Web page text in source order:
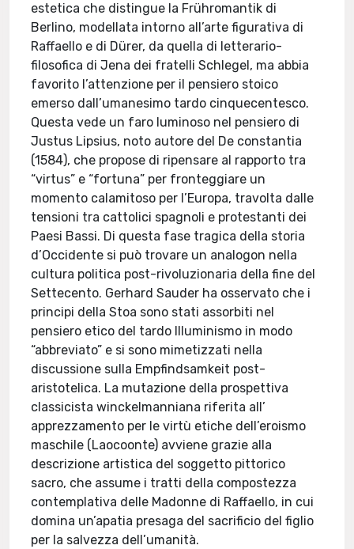
estetica che distingue la Frühromantik di
Berlino, modellata intorno all’arte figurativa di
Raffaello e di Dürer, da quella di letterario-
filosofica di Jena dei fratelli Schlegel, ma abbia
favorito l’attenzione per il pensiero stoico
emerso dall’umanesimo tardo cinquecentesco.
Questa vede un faro luminoso nel pensiero di
Justus Lipsius, noto autore del De constantia
(1584), che propose di ripensare al rapporto tra
“virtus” e “fortuna” per fronteggiare un
momento calamitoso per l’Europa, travolta dalle
tensioni tra cattolici spagnoli e protestanti dei
Paesi Bassi. Di questa fase tragica della storia
d’Occidente si può trovare un analogon nella
cultura politica post-rivoluzionaria della fine del
Settecento. Gerhard Sauder ha osservato che i
principi della Stoa sono stati assorbiti nel
pensiero etico del tardo Illuminismo in modo
“abbreviato” e si sono mimetizzati nella
discussione sulla Empfindsamkeit post-
aristotelica. La mutazione della prospettiva
classicista winckelmanniana riferita all’
apprezzamento per le virtù etiche dell’eroismo
maschile (Laocoonte) avviene grazie alla
descrizione artistica del soggetto pittorico
sacro, che assume i tratti della compostezza
contemplativa delle Madonne di Raffaello, in cui
domina un’apatia presaga del sacrificio del figlio
per la salvezza dell’umanità.